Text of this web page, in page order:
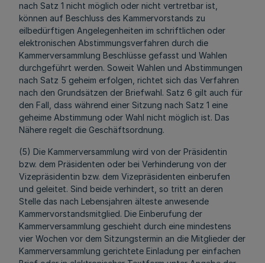
nach Satz 1 nicht möglich oder nicht vertretbar ist,
können auf Beschluss des Kammervorstands zu
eilbedürftigen Angelegenheiten im schriftlichen oder
elektronischen Abstimmungsverfahren durch die
Kammerversammlung Beschlüsse gefasst und Wahlen
durchgeführt werden. Soweit Wahlen und Abstimmungen
nach Satz 5 geheim erfolgen, richtet sich das Verfahren
nach den Grundsätzen der Briefwahl. Satz 6 gilt auch für
den Fall, dass während einer Sitzung nach Satz 1 eine
geheime Abstimmung oder Wahl nicht möglich ist. Das
Nähere regelt die Geschäftsordnung.
(5) Die Kammerversammlung wird von der Präsidentin
bzw. dem Präsidenten oder bei Verhinderung von der
Vizepräsidentin bzw. dem Vizepräsidenten einberufen
und geleitet. Sind beide verhindert, so tritt an deren
Stelle das nach Lebensjahren älteste anwesende
Kammervorstandsmitglied. Die Einberufung der
Kammerversammlung geschieht durch eine mindestens
vier Wochen vor dem Sitzungstermin an die Mitglieder der
Kammerversammlung gerichtete Einladung per einfachen